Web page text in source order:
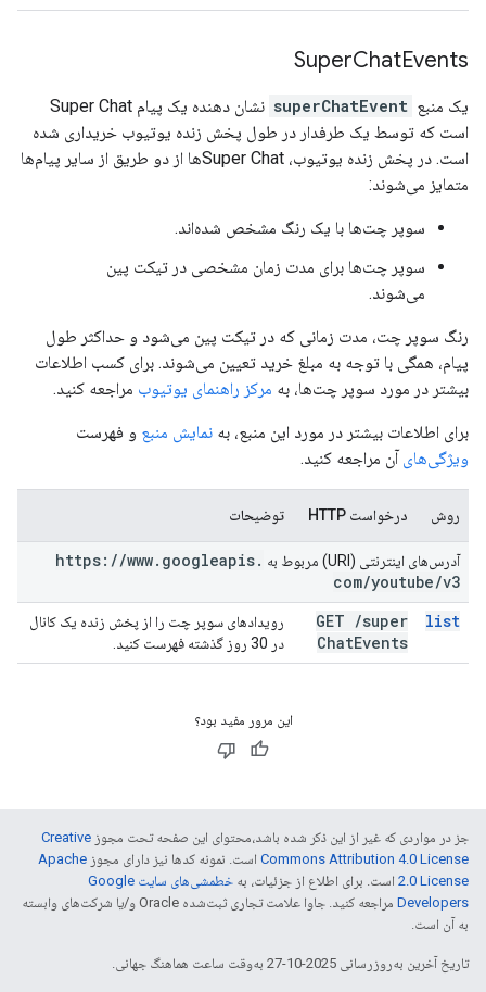
SuperChatEvents
یک منبع superChatEvent
نشان دهنده یک پیام Super Chat
است که توسط یک طرفدار در طول پخش زنده یوتیوب خریداری شده
است. در پخش زنده یوتیوب، Super Chatها از دو طریق از سایر پیام‌ها
متمایز می‌شوند:
سوپر چت‌ها با یک رنگ مشخص شده‌اند.
سوپر چت‌ها برای مدت زمان مشخصی در تیکت پین
می‌شوند.
رنگ سوپر چت، مدت زمانی که در تیکت پین می‌شود و حداکثر طول
پیام، همگی با توجه به مبلغ خرید تعیین می‌شوند. برای کسب اطلاعات
بیشتر در مورد سوپر چت‌ها، به مرکز راهنمای یوتیوب مراجعه کنید.
برای اطلاعات بیشتر در مورد این منبع، به نمایش منبع و فهرست
ویژگی‌های آن مراجعه کنید.
روش درخواست HTTP توضیحات
آدرس‌های اینترنتی (URI) مربوط به https: //www. googleapis.
com/youtube/v3
list
GET /super
ChatEvents
رویدادهای سوپر چت را از پخش زنده یک کانال
در 30 روز گذشته فهرست کنید.
این مرور مفید بود؟
جز در مواردی که غیر از این ذکر شده باشد،‌محتوای این صفحه تحت مجوز Creative
Commons Attribution 4.0 License است. نمونه کدها نیز دارای مجوز Apache
2.0 License است. برای اطلاع از جزئیات، به
خطمشی‌های سایت Google
Developers‏
مراجعه کنید. جاوا علامت تجاری ثبت‌شده Oracle و/یا شرکت‌های وابسته
به آن است.
تاریخ آخرین به‌روزرسانی 2025-10-27 به‌وقت ساعت هماهنگ جهانی.